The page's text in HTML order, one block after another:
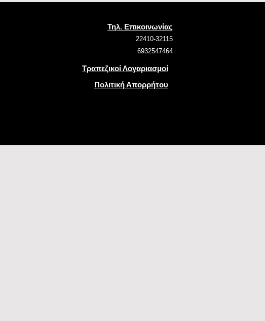
Τηλ. Επικοινωνίας
22410-32115
6932547464
Τραπεζικοί Λογαριασμοί
Πολιτική Απορρήτου